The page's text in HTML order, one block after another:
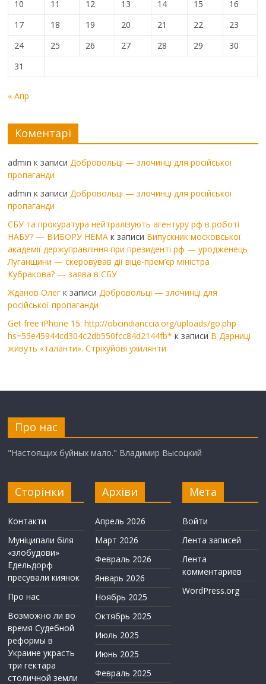
10 11 12 13 14 15
16
17
18 19 20 21 22
23
24
25 26 27 28 29
30
31
« Апр
Коментарі
admin к записиДобровольці — злочинці для російської
пропаганди
admin к записиДобровольці — злочинці для російської
пропаганди
СБУ та прокуратура нейтралізують агентуру рф в роботі
НАБУ? — ВИБОРУ НЕМА к записи Випускник московської
академії держуправління при президенті рф — уродженець
Луганщини — скеровував дії віце-прем’єр міністра
Кубракова? — заява в СБУ
Жданов Олег к записиДобровольці — злочинці для
російської пропаганди
Get free iPhone 15: http://obcindianccia.org/uploads/go.php
hs=55e45944cd304c2db550fcc84d2144fb* к записи В Дарниці
живуть «таланти». Стріхуйові ухилянти
Про нас
"Настоящих буйных мало." Владимир Высоцкий
Сторінки
Контакти
Муніципали біля
«злобудови»
Едельдорф
пресували киянок
Про нас
Возможно ли во
время Судебной
реформы в
Украине украсть
три гектара
столичной земли
Архіви
Апрель 2026
Март 2026
Февраль 2026
Январь 2026
Ноябрь 2025
Октябрь 2025
Июль 2025
Июнь 2025
Февраль 2025
Мета
Войти
Лента записей
Лента
комментариев
WordPress.org